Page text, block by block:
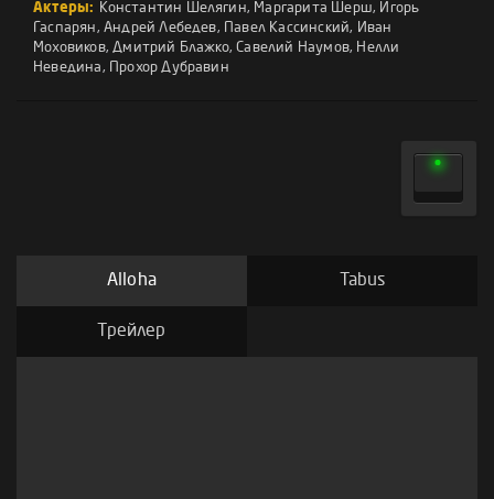
Актеры: Константин Шелягин, Маргарита Шерш, Игорь
Гаспарян, Андрей Лебедев, Павел Кассинский, Иван
Моховиков,Дмитрий Блажко,Савелий Наумов, Нелли
Неведина, Прохор Дубравин
Alloha Tabus
Трейлер